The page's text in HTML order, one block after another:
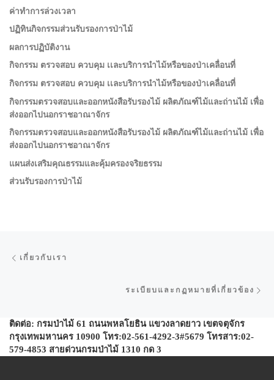
ค่าทำการล่วงเวลา
ปฏิทินกิจกรรมส่วนรับรองการป่าไม้
ผลการปฏิบัติงาน
กิจกรรม ตรวจสอบ ควบคุม เเละบริการนำไม้หรือของป่าเคลื่อนที่
กิจกรรม ตรวจสอบ ควบคุม เเละบริการนำไม้หรือของป่าเคลื่อนที่
กิจกรรมตรวจสอบและออกหนังสือรับรองไม้ ผลิตภัณฑ์ไม้และถ่านไม้ เพื่อ
ส่งออกไปนอกราชอาณาจักร
กิจกรรมตรวจสอบและออกหนังสือรับรองไม้ ผลิตภัณฑ์ไม้และถ่านไม้ เพื่อ
ส่งออกไปนอกราชอาณาจักร
แผนส่งเสริมคุณธรรมและคุ้มครองจริยธรรม
ส่วนรับรองการป่าไม้
การนำทางของเรื่อง
เกี่ยวกับเรา
ระเบียบและกฏหมายที่เกี่ยวข้อง
ติดต่อ: กรมป่าไม้ 61 ถนนพหลโยธิน แขวงลาดยาว เขตจตุจักร
กรุงเทพมหานคร 10900 โทร:02-561-4292-3#5679 โทรสาร:02-
579-4853 สายด่วนกรมป่าไม้ 1310 กด 3